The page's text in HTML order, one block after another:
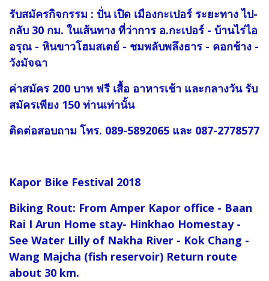
รับสมัครกิจกรรม : ปั่น เปิด เมืองกะเปอร์ ระยะทาง ไป-
กลับ 30 กม. ในเส้นทาง ที่ว่าการ อ.กะเปอร์ - บ้านไร่ไอ
อรุณ - หินขาวโฮมสเตย์ - ชมพลับพลึงธาร - คอกช้าง -
วังมัจฉา
ค่าสมัคร 200 บาท ฟรี เสื้อ อาหารเช้า และกลางวัน รับ
สมัครเพียง 150 ท่านเท่านั้น
ติดต่อสอบถาม โทร. 089-5892065 และ 087-2778577
Kapor Bike Festival 2018
Biking Rout: From Amper Kapor office - Baan
Rai I Arun Home stay- Hinkhao Homestay -
See Water Lilly of Nakha River - Kok Chang -
Wang Majcha (fish reservoir) Return route
about 30 km.